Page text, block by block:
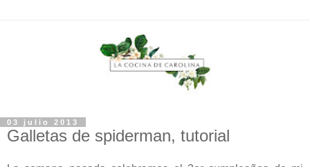
03 julio 2013
Galletas de spiderman, tutorial